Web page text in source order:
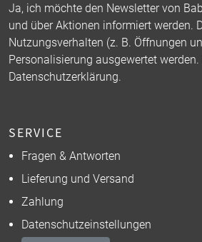
Ja, ich möchte den Newsletter von
und über Aktionen informiert werden.
Nutzungsverhalten (z. B. Öffnungen
Personalisierung ausgewertet
Datenschutzerklärung.
SERVICE
Fragen & Antworten
Lieferung und Versand
Zahlung
Datenschutzeinstellungen